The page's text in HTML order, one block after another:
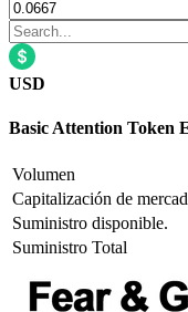
USD
Basic Attention Token
Volumen
Capitalización de
Suministro disponible.
Suministro Total